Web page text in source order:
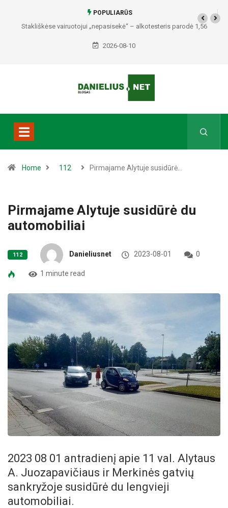
POPULIARŪS
Stakliškėse vairuotojui „nepasisekė“ – alkotesteris parodė 1,56
2026-08-10
Home 112 Pirmajame Alytuje susidūrė…
Pirmajame Alytuje susidūrė du
automobiliai
112 Danieliusnet 2023-08-01 0
1 minute read
2023 08 01 antradienį apie 11 val. Alytaus
A. Juozapavičiaus ir Merkinės gatvių
sankryžoje susidūrė du lengvieji
automobiliai.